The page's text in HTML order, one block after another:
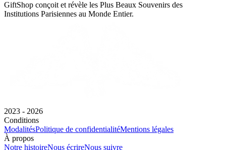
GiftShop conçoit et révèle les Plus Beaux Souvenirs des
Institutions Parisiennes au Monde Entier.
2023 - 2026
Conditions
ModalitésPolitique de confidentialitéMentions légales
À propos
Notre histoireNous écrireNous suivre